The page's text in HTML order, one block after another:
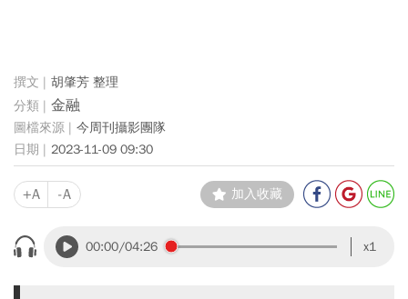
胡肇芳 整理
金融
今周刊攝影團隊
2023-11-09 09:30
+A -A 加入收藏
00:00/04:26 x1